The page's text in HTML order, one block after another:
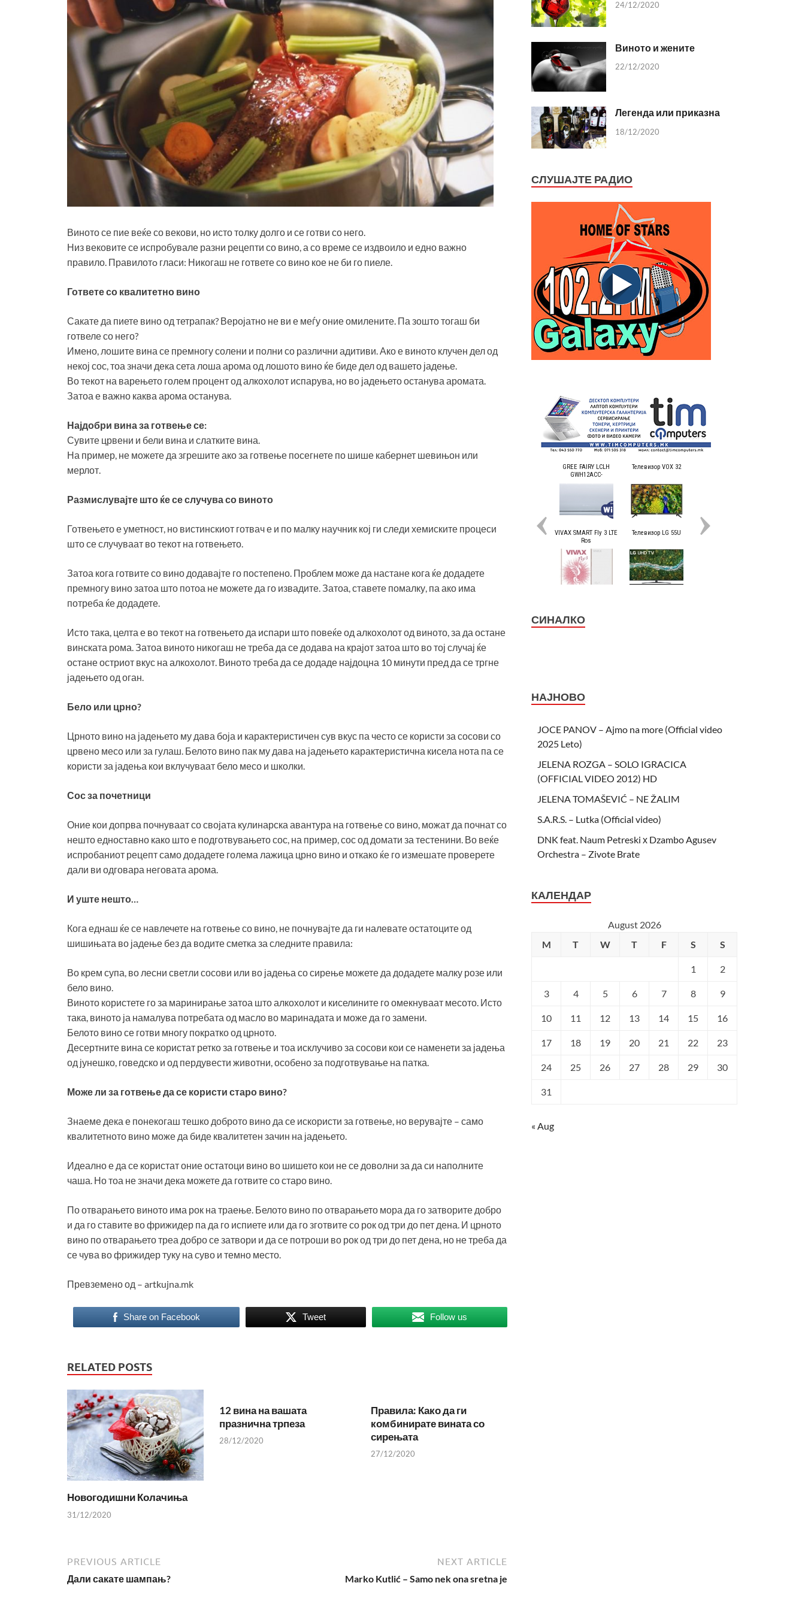
Виното се пие веќе со векови, но исто толку долго и се готви со него.
Низ вековите се испробувале разни рецепти со вино, а со време се издвоило и едно важно
правило. Правилотo гласи: Никогаш не гответе со вино кое не би го пиеле.
Гответе со квалитетно вино
Сакате да пиете вино од тетрапак? Веројатно не ви е меѓу оние омилените. Па зошто тогаш би
готвеле со него?
Имено, лошите вина се премногу солени и полни со различни адитиви. Ако е виното клучен дел од
некој сос, тоа значи дека сета лоша арома од лошото вино ќе биде дел од вашето јадење.
Во текот на варењето голем процент од алкохолот испарува, но во јадењето останува аромата.
Затоа е важно каква арома останува.
Најдобри вина за готвење се:
Сувите црвени и бели вина и слатките вина.
На пример, не можете да згрешите ако за готвење посегнете по шише кабернет шевињон или
мерлот.
Размислувајте што ќе се случува со виното
Готвењето е уметност, но вистинскиот готвач е и по малку научник кој ги следи хемиските процеси
што се случуваат во текот на готвењето.
Затоа кога готвите со вино додавајте го постепено. Проблем може да настане кога ќе додадете
премногу вино затоа што потоа не можете да го извадите. Затоа, ставете помалку, па ако има
потреба ќе додадете.
Исто така, целта е во текот на готвењето да испари што повеќе од алкохолот од виното, за да остане
винската рома. Затоа виното никогаш не треба да се додава на крајот затоа што во тој случај ќе
остане остриот вкус на алкохолот. Виното треба да се додаде најдоцна 10 минути пред да се тргне
јадењето од оган.
Бело или црно?
Црното вино на јадењето му дава боја и карактеристичен сув вкус па често се користи за сосови со
црвено месо или за гулаш. Белото вино пак му дава на јадењето карактеристична кисела нота па се
користи за јадења кои вклучуваат бело месо и школки.
Сос за почетници
Оние кои допрва почнуваат со својата кулинарска авантура на готвење со вино, можат да почнат со
нешто едноставно како што е подготвувањето сос, на пример, сос од домати за тестенини. Во веќе
испробаниот рецепт само додадете голема лажица црно вино и откако ќе го измешате проверете
дали ви одговара неговата арома.
И уште нешто…
Кога еднаш ќе се навлечете на готвење со вино, не почнувајте да ги налевате остатоците од
шишињата во јадење без да водите сметка за следните правила:
Во крем супа, во лесни светли сосови или во јадења со сирење можете да додадете малку розе или
бело вино.
Виното користете го за маринирање затоа што алкохолот и киселините го омекнуваат месото. Исто
така, виното ја намалува потребата од масло во маринадата и може да го замени.
Белото вино се готви многу пократко од црното.
Десертните вина се користат ретко за готвење и тоа исклучиво за сосови кои се наменети за јадења
од јунешко, говедско и од пердувести животни, особено за подготвување на патка.
Може ли за готвење да се користи старо вино?
Знаеме дека е понекогаш тешко доброто вино да се искористи за готвење, но верувајте – само
квалитетното вино може да биде квалитетен зачин на јадењето.
Идеално е да се користат оние остатоци вино во шишето кои не се доволни за да си наполните
чаша. Но тоа не значи дека можете да готвите со старо вино.
По отварањето виното има рок на траење. Белото вино по отварањето мора да го затворите добро
и да го ставите во фрижидер па да го испиете или да го зготвите со рок од три до пет дена. И црното
вино по отварањето треа добро се затвори и да се потроши во рок од три до пет дена, но не треба да
се чува во фрижидер туку на суво и темно место.
Превземено од – artkujna.mk
Share on Facebook Tweet Follow us
RELATED POSTS
Новогодишни Колачиња
31/12/2020
12 вина на вашата
празнична трпеза
28/12/2020
Правила: Како да ги
комбинирате вината со
сирењата
27/12/2020
PREVIOUS ARTICLE
Дали сакате шампањ?
NEXT ARTICLE
Marko Kutlić – Samo nek ona sretna je
24/12/2020
Виното и жените
22/12/2020
Легенда или приказна
18/12/2020
СЛУШАЈТЕ РАДИО
СИНАЛКО
НАЈНОВО
JOCE PANOV – Ajmo na more (Official video
2025 Leto)
JELENA ROZGA – SOLO IGRACICA
(OFFICIAL VIDEO 2012) HD
JELENA TOMAŠEVIĆ – NE ŽALIM
S.A.R.S. – Lutka (Official video)
DNK feat. Naum Petreski х Dzambo Agusev
Orchestra – Zivote Brate
КАЛЕНДАР
August 2026
M
T W T F S S
1 2
3 4 5 6 7 8 9
10 11 12 13 14 15 16
17 18 19 20 21 22 23
24 25 26 27 28 29 30
31
« Aug